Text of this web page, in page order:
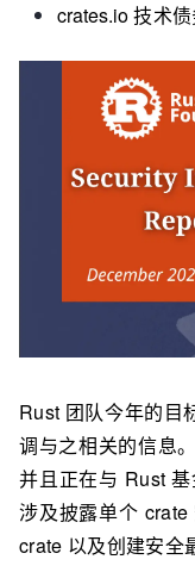
crates.io技术
Rust 团队今年的目
调与之相关的信息
并且正在与 Rust
涉及披露单个
crate 以及创建安全